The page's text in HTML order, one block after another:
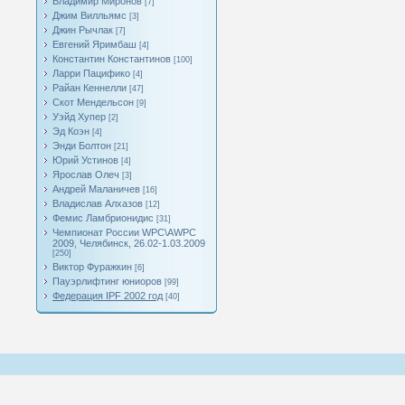
[7]
Джим Вилльямс [3]
Джин Рычлак [7]
Евгений Яримбаш [4]
Константин Константинов [100]
Ларри Пацифико [4]
Райан Кеннелли [47]
Скот Мендельсон [9]
Уэйд Хупер [2]
Эд Коэн [4]
Энди Болтон [21]
Юрий Устинов [4]
Ярослав Олеч [3]
Андрей Маланичев [16]
Владислав Алхазов [12]
Фемис Ламбрионидис [31]
Чемпионат России WPC\AWPC
2009, Челябинск, 26.02-1.03.2009
[250]
Виктор Фуражкин [6]
Пауэрлифтинг юниоров [99]
Федерация IPF 2002 год [40]